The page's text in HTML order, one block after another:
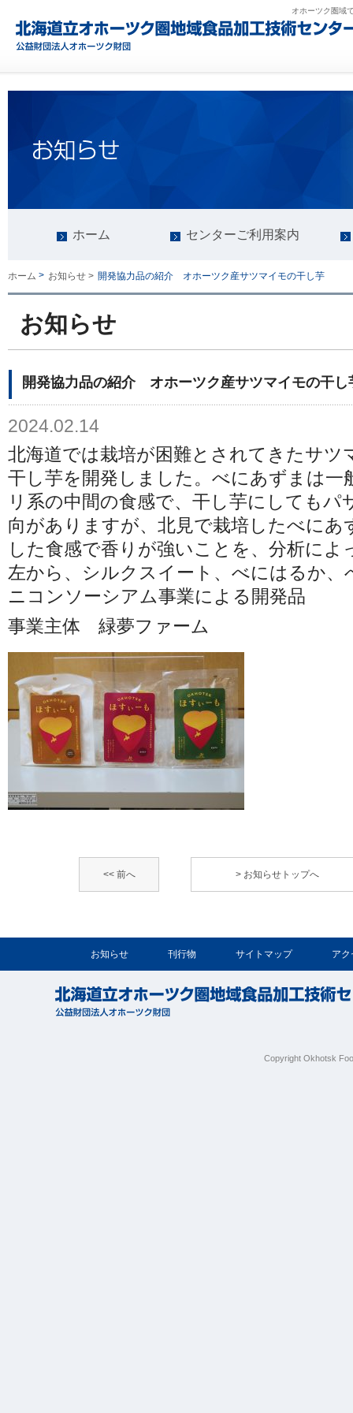
オホーツク圏域
ホーム センターご利用案内
ホーム > お知らせ > 開発協力品の紹介 オホーツク産サツマイモの干し芋
お知らせ
開発協力品の紹介 オホーツク産サツマイモの干し
2024.02.14
北海道では栽培が困難とされてきたサツ
干し芋を開発しました。べにあずまは一
リ系の中間の食感で、干し芋にしても
向がありますが、北見で栽培したべに
した食感で香りが強いことを、分析によ
左から、シルクスイート、べにはるか、
ニコンソーシアム事業による開発品
事業主体 緑夢ファーム
<< 前へ > お知らせトップへ
お知らせ 刊行物 サイトマップ アク
Copyright Okhotsk